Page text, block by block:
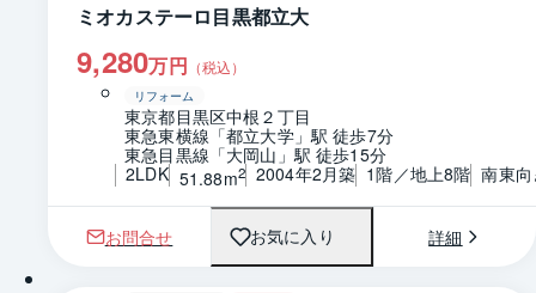
ミオカステーロ目黒都立大
9,280万円 （税込）
リフォーム
東京都目黒区中根２丁目
東急東横線「都立大学」駅 徒歩7分
東急目黒線「大岡山」駅 徒歩15分
2LDK 51.88m2 2004年2月築 1階／地上8階 南東
お問合せ お気に入り 詳細
1 / 0 間取り